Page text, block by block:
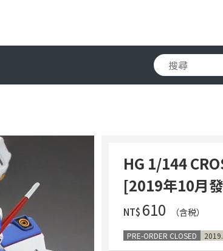
HG 1/144
[2019年10月
NT$ ‌610 （含税）
PRE-ORDER CLOSED